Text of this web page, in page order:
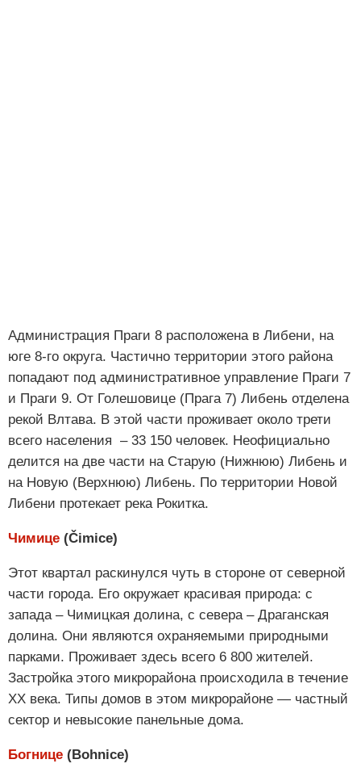
Администрация Праги 8 расположена в Либени, на
юге 8-го округа. Частично территории этого района
попадают под административное управление Праги 7
и Праги 9. От Голешовице (Прага 7) Либень отделена
рекой Влтава. В этой части проживает около трети
всего населения – 33 150 человек. Неофициально
делится на две части на Старую (Нижнюю) Либень и
на Новую (Верхнюю) Либень. По территории Новой
Либени протекает река Рокитка.
Чимице (Čimice)
Этот квартал раскинулся чуть в стороне от северной
части города. Его окружает красивая природа: с
запада – Чимицкая долина, с севера – Драганская
долина. Они являются охраняемыми природными
парками. Проживает здесь всего 6 800 жителей.
Застройка этого микрорайона происходила в течение
ХХ века. Типы домов в этом микрорайоне — частный
сектор и невысокие панельные дома.
Богнице (Bohnice)